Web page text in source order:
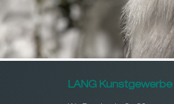
LANG